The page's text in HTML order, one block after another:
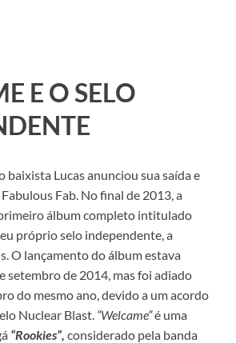
E O SELO
baixista Lucas anunciou sua saída e
Fab. No final de 2013, a
álbum completo intitulado
próprio selo independente, a
O lançamento do álbum estava
setembro de 2014, mas foi adiado
do mesmo ano, devido a um acordo
Nuclear Blast. “Welcame”é uma
“Rookies”, considerado pela banda